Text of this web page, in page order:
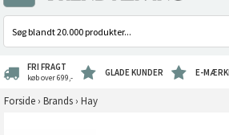
FRI FRAGT
køb over 699,- GLADE KUNDER E-
Forside › Brands › Hay